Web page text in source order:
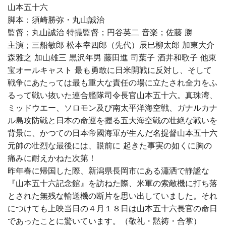
山本五十六
脚本：須崎勝弥・丸山誠治
監督；丸山誠治 特撮監督；円谷英二 音楽；佐藤 勝
主演；三船敏郎 松本幸四郎（先代）辰巳柳太郎 加東大介
森雅之 加山雄三 黒沢年男 藤田進 司葉子 酒井和歌子 他東
宝オールキャスト 最も勇敢に日米開戦に反対し、そして
戦争にあたっては最も重大な責任の場に立たされ全力をふ
るって戦い抜いた連合艦隊司令長官山本五十六。真珠湾、
ミッドウエー、ソロモン及び南太平洋海空戦、ガナルカナ
ル島攻防戦と日本の命運を握る五大海空戦の壮絶な戦いを
背景に、かつての日本帝國海軍が生んだ名提督山本五十六
元帥の壮烈な最後には、眼前に 起きた事実の如くに胸の
痛みに耐えかねた次第！
昨年春に帰国した際、新潟県長岡市にある瀟洒で静謐な
『山本五十六記念館』を訪ねた際、米軍の索敵機に打ち落
とされた無残な輸送機の断片を思い出していました。それ
につけても上映当日の４月１８日は山本五十六長官の命日
であったことに驚いています。（敬礼・黙祷・合掌）